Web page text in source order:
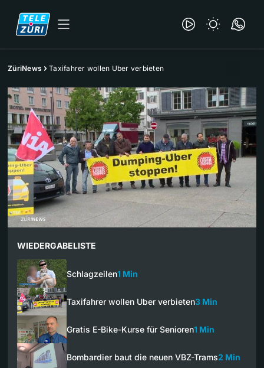
ZüriNews Taxifahrer wollen Uber verbieten
WIEDERGABELISTE
Schlagzeilen1 Min
Taxifahrer wollen Uber verbieten3 Min
Gratis E-Bike-Kurse für Senioren1 Min
Bombardier baut die neuen VBZ-Trams2 Min